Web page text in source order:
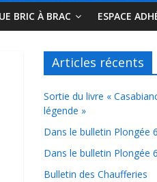
BRIC À BRAC ESPACE
Articles récents
Sortie du livre «
légende »
Dans le bulletin Plongée
Dans le bulletin Plongée
Bulletin des Chaufferies